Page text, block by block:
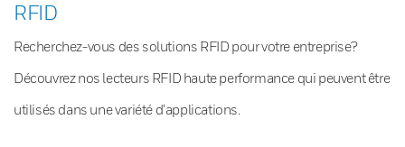
RFID
Recherchez-vous des solutions RFID pour votre entreprise?
Découvrez nos lecteurs RFID haute performance qui peuvent être
utilisés dans une variété d’applications.